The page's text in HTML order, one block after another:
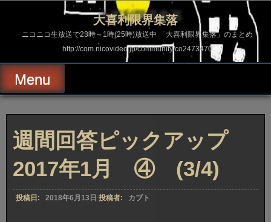
ス
ッ
プ
大喜利限界集落
ニコニコ生放送で23時～1時(25時)放送中 「大喜利限界集落」のまとめ
http://com.nicovideo.jp/community/co2473470
Menu
週間回答ピックアップ
2017年1月 ④ (3/4)
投稿日: 2018年6月13日 投稿者: カブト